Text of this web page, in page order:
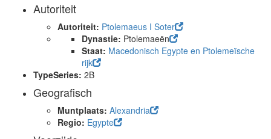
Autoriteit
Autoriteit: Ptolemaeus I Soter
Dynastie: Ptolemaeën
Staat: Macedonisch Egypte en Ptolemeïsche
rijk
TypeSeries: 2B
Geografisch
Muntplaats: Alexandria
Regio: Egypte